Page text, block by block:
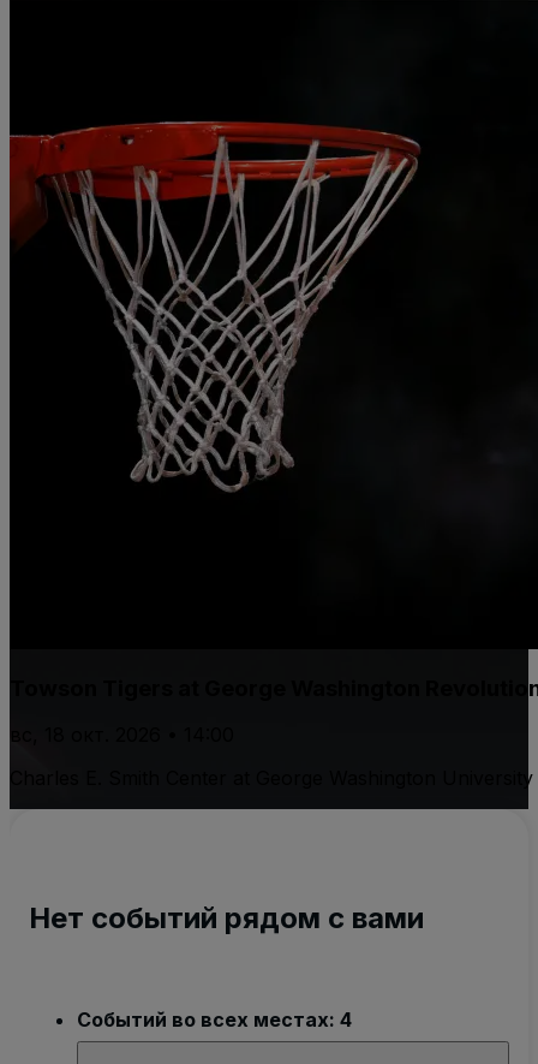
Towson Tigers at George Washington
Charles E. Smith Center at George Washington University
Нет событий рядом с вами
Событий во всех местах: 4